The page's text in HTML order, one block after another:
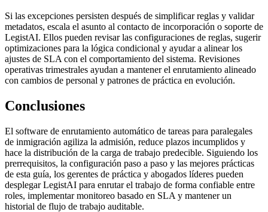
Si las excepciones persisten después de simplificar reglas y validar
metadatos, escala el asunto al contacto de incorporación o soporte de
LegistAI. Ellos pueden revisar las configuraciones de reglas, sugerir
optimizaciones para la lógica condicional y ayudar a alinear los
ajustes de SLA con el comportamiento del sistema. Revisiones
operativas trimestrales ayudan a mantener el enrutamiento alineado
con cambios de personal y patrones de práctica en evolución.
Conclusiones
El software de enrutamiento automático de tareas para paralegales
de inmigración agiliza la admisión, reduce plazos incumplidos y
hace la distribución de la carga de trabajo predecible. Siguiendo los
prerrequisitos, la configuración paso a paso y las mejores prácticas
de esta guía, los gerentes de práctica y abogados líderes pueden
desplegar LegistAI para enrutar el trabajo de forma confiable entre
roles, implementar monitoreo basado en SLA y mantener un
historial de flujo de trabajo auditable.